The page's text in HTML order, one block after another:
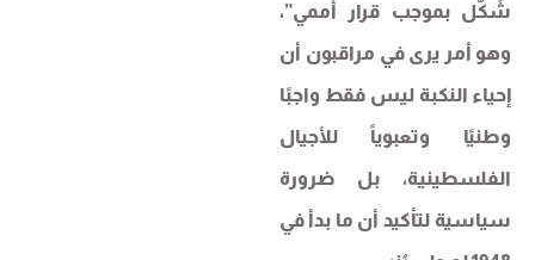
شُكّل بموجب قرار أممي”،
وهو أمر يرى في مراقبون أن
إحياء النكبة ليس فقط واجبًا
وطنيًا وتعبوياً للأجيال
الفلسطينية، بل ضرورة
سياسية لتأكيد أن ما بدأ في